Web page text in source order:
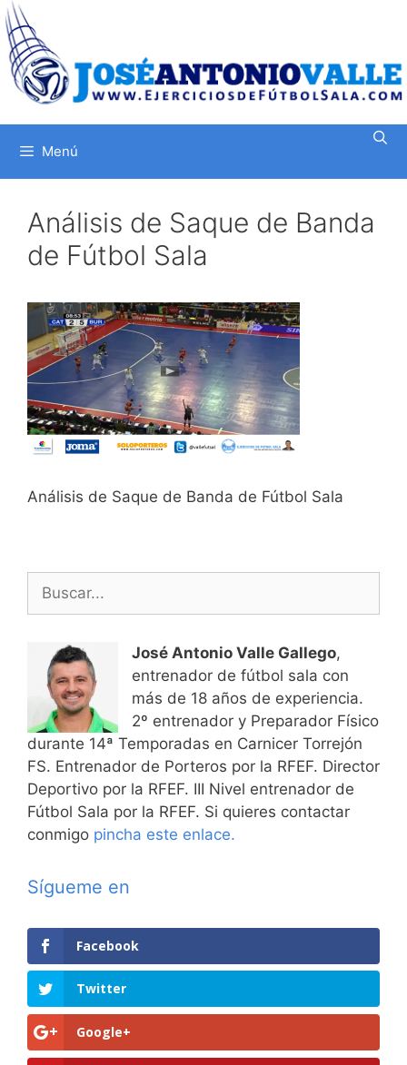
Saltar
al
contenido
Menú
Análisis de Saque de Banda
de Fútbol Sala
Análisis de Saque de Banda de Fútbol Sala
José Antonio Valle Gallego,
entrenador de fútbol sala con
más de 18 años de experiencia.
2º entrenador y Preparador Físico
durante 14ª Temporadas en Carnicer Torrejón
FS. Entrenador de Porteros por la RFEF. Director
Deportivo por la RFEF. III Nivel entrenador de
Fútbol Sala por la RFEF. Si quieres contactar
conmigo pincha este enlace.
Sígueme en
Facebook
Twitter
Google+